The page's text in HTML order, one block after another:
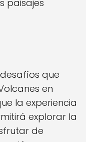
paisajes
que
en
la experiencia
explorar la
de